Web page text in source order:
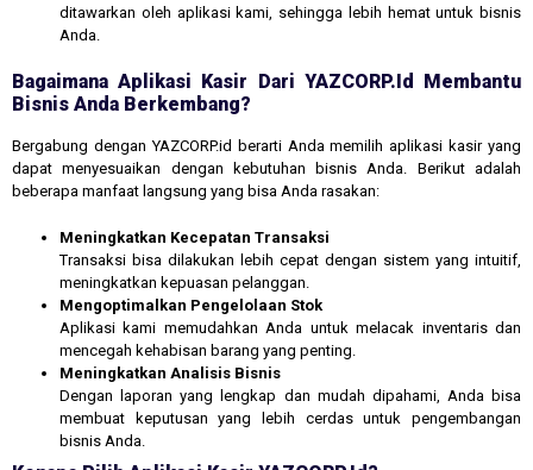
ditawarkan oleh aplikasi kami, sehingga lebih hemat untuk bisnis
Anda.
Bagaimana Aplikasi Kasir Dari YAZCORP.id Membantu
Bisnis Anda Berkembang?
Bergabung dengan YAZCORP.id berarti Anda memilih aplikasi kasir yang
dapat menyesuaikan dengan kebutuhan bisnis Anda. Berikut adalah
beberapa manfaat langsung yang bisa Anda rasakan:
Meningkatkan Kecepatan Transaksi
Transaksi bisa dilakukan lebih cepat dengan sistem yang intuitif,
meningkatkan kepuasan pelanggan.
Mengoptimalkan Pengelolaan Stok
Aplikasi kami memudahkan Anda untuk melacak inventaris dan
mencegah kehabisan barang yang penting.
Meningkatkan Analisis Bisnis
Dengan laporan yang lengkap dan mudah dipahami, Anda bisa
membuat keputusan yang lebih cerdas untuk pengembangan
bisnis Anda.